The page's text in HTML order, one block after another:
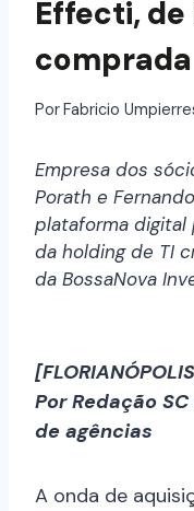
Effecti, de
PorFabricio
Empresa dos
Porath e
plataforma digital
da holding de TI
da BossaNova
Por Redação
de agências
A onda de